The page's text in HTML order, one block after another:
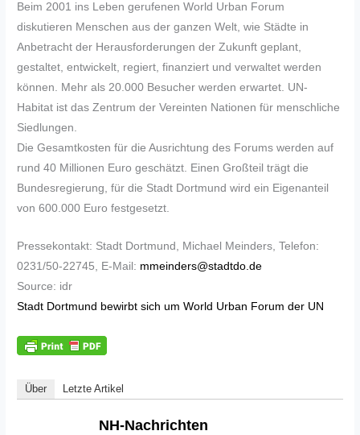
Beim 2001 ins Leben gerufenen World Urban Forum
diskutieren Menschen aus der ganzen Welt, wie Städte in
Anbetracht der Herausforderungen der Zukunft geplant,
gestaltet, entwickelt, regiert, finanziert und verwaltet werden
können. Mehr als 20.000 Besucher werden erwartet. UN-
Habitat ist das Zentrum der Vereinten Nationen für menschliche
Siedlungen.
Die Gesamtkosten für die Ausrichtung des Forums werden auf
rund 40 Millionen Euro geschätzt. Einen Großteil trägt die
Bundesregierung, für die Stadt Dortmund wird ein Eigenanteil
von 600.000 Euro festgesetzt.
Pressekontakt: Stadt Dortmund, Michael Meinders, Telefon:
0231/50-22745, E-Mail: mmeinders@stadtdo.de
Source: idr
Stadt Dortmund bewirbt sich um World Urban Forum der UN
Über Letzte Artikel
NH-Nachrichten